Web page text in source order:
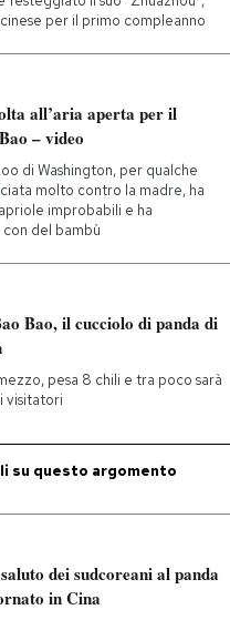
per il primo compleanno
all’aria aperta per il
– video
di Washington, per qualche
molto contro la madre, ha
improbabili e ha
del bambù
Bao, il cucciolo di panda di
pesa 8 chili e tra poco sarà
visitatori
su questo argomento
dei sudcoreani al panda
in Cina